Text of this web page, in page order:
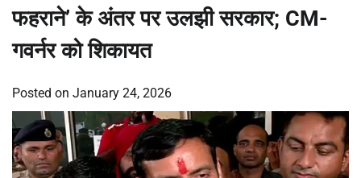
फहराने’ के अंतर पर उलझी सरकार; CM-
गवर्नर को शिकायत
Posted on January 24, 2026